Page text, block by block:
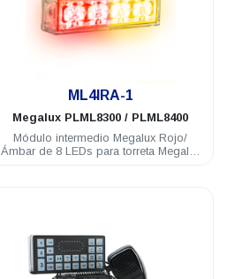
ML4IRA-1
Megalux PLML8300 / PLML8400
Módulo intermedio Megalux Rojo/
Ámbar de 8 LEDs para torreta Megalux